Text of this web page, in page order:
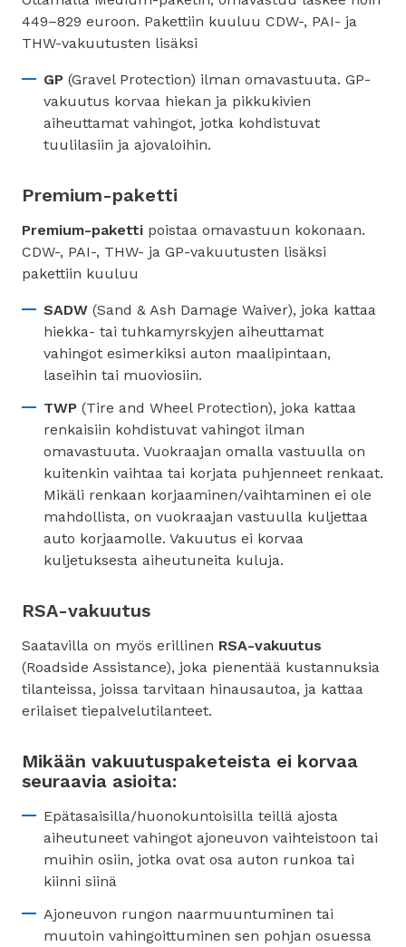
449–829 euroon. Pakettiin kuuluu CDW-, PAI- ja
THW-vakuutusten lisäksi
GP (Gravel Protection) ilman omavastuuta. GP-
vakuutus korvaa hiekan ja pikkukivien
aiheuttamat vahingot, jotka kohdistuvat
tuulilasiin ja ajovaloihin.
Premium-paketti
Premium-paketti poistaa omavastuun kokonaan.
CDW-, PAI-, THW- ja GP-vakuutusten lisäksi
pakettiin kuuluu
SADW (Sand & Ash Damage Waiver), joka kattaa
hiekka- tai tuhkamyrskyjen aiheuttamat
vahingot esimerkiksi auton maalipintaan,
laseihin tai muoviosiin.
TWP (Tire and Wheel Protection), joka kattaa
renkaisiin kohdistuvat vahingot ilman
omavastuuta. Vuokraajan omalla vastuulla on
kuitenkin vaihtaa tai korjata puhjenneet renkaat.
Mikäli renkaan korjaaminen/vaihtaminen ei ole
mahdollista, on vuokraajan vastuulla kuljettaa
auto korjaamolle. Vakuutus ei korvaa
kuljetuksesta aiheutuneita kuluja.
RSA-vakuutus
Saatavilla on myös erillinen RSA-vakuutus
(Roadside Assistance), joka pienentää kustannuksia
tilanteissa, joissa tarvitaan hinausautoa, ja kattaa
erilaiset tiepalvelutilanteet.
Mikään vakuutuspaketeista ei korvaa
seuraavia asioita:
Epätasaisilla/huonokuntoisilla teillä ajosta
aiheutuneet vahingot ajoneuvon vaihteistoon tai
muihin osiin, jotka ovat osa auton runkoa tai
kiinni siinä
Ajoneuvon rungon naarmuuntuminen tai
muutoin vahingoittuminen sen pohjan osuessa